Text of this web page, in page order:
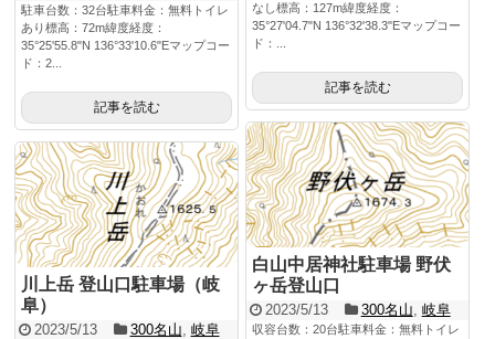
なし標高：127m緯度経度：
35°27'04.7"N 136°32'38.3"Eマップコー
ド：...
記事を読む
駐車台数：32台駐車料金：無料トイレ
あり標高：72m緯度経度：
35°25'55.8"N 136°33'10.6"Eマップコー
ド：2...
記事を読む
白山中居神社駐車場 野伏
ヶ岳登山口
2023/5/13 300名山, 岐阜
収容台数：20台駐車料金：無料トイレ
川上岳 登山口駐車場（岐
阜）
2023/5/13 300名山 岐阜